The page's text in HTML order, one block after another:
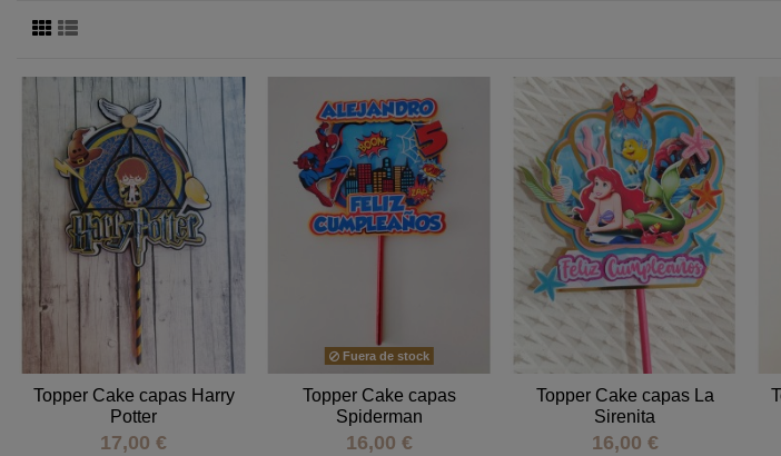
Topper Cake capas Harry
Potter
17,00 €
Fuera de stock
Topper Cake capas
Spiderman
16,00 €
Topper Cake capas La
Sirenita
16,00 €